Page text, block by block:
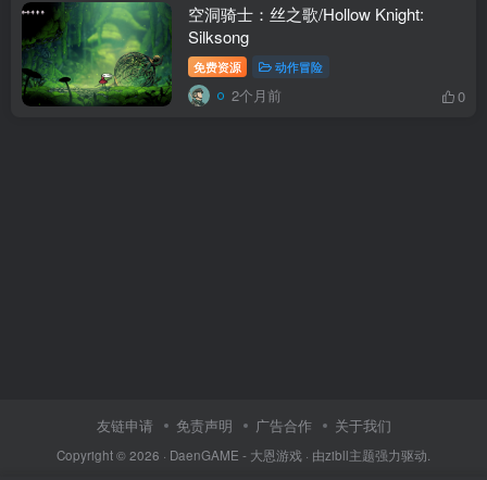
空洞骑士：丝之歌/Hollow Knight:
Silksong
免费资源 动作冒险
2个月前 0
友链申请 免责声明 广告合作 关于我们
Copyright © 2026 · DaenGAME - 大恩游戏 · 由zibll主题强力驱动.